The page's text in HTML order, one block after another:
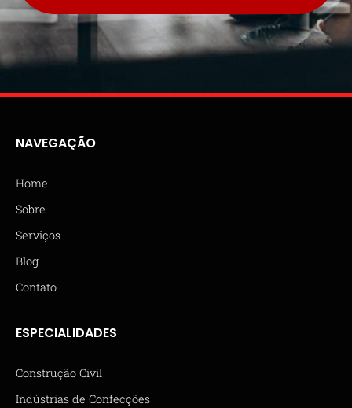
NAVEGAÇÃO
Home
Sobre
Serviços
Blog
Contato
ESPECIALIDADES
Construção Civil
Indústrias de Confecções